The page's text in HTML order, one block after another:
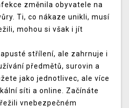
změnila obyvatele na
Ti, co nákaze unikli, musí
mohou si však i jít
střílení, ale zahrnuje i
předmětů, surovin a
jako jednotlivec, ale více
síti a online. Začínáte
vnebezpečném